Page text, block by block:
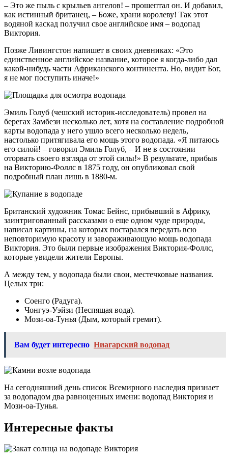
– Это же пыль с крыльев ангелов! – прошептал он. И добавил,
как истинный британец, – Боже, храни королеву! Так этот
водяной каскад получил свое английское имя – водопад
Виктория.
Позже Ливингстон напишет в своих дневниках: «Это
единственное английское название, которое я когда-либо дал
какой-нибудь части Африканского континента. Но, видит Бог,
я не мог поступить иначе!»
Эмиль Голуб (чешский историк-исследователь) провел на
берегах Замбези несколько лет, хотя на составление подробной
карты водопада у него ушло всего несколько недель,
настолько притягивала его мощь этого водопада. «Я питаюсь
его силой! – говорил Эмиль Голуб, – И не в состоянии
оторвать своего взгляда от этой силы!» В результате, прибыв
на Викторию-Фоллс в 1875 году, он опубликовал свой
подробный план лишь в 1880-м.
Британский художник Томас Бейнс, прибывший в Африку,
заинтригованный рассказами о еще одном чуде природы,
написал картины, на которых постарался передать всю
неповторимую красоту и завораживающую мощь водопада
Виктория. Это были первые изображения Виктория-Фоллс,
которые увидели жители Европы.
А между тем, у водопада были свои, местечковые названия.
Целых три:
Соенго (Радуга).
Чонгуэ-Уэйзи (Неспящая вода).
Мози-оа-Тунья (Дым, который гремит).
Вам будет интересно Ниагарский водопад
На сегодняшний день список Всемирного наследия признает
за водопадом два равноценных имени: водопад Виктория и
Мози-оа-Тунья.
Интересные факты